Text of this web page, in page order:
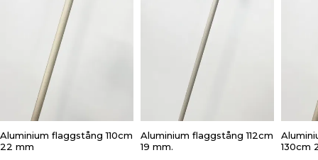
Aluminium flaggstång 110cm
22 mm
Aluminium flaggstång 112cm
19 mm.
130cm